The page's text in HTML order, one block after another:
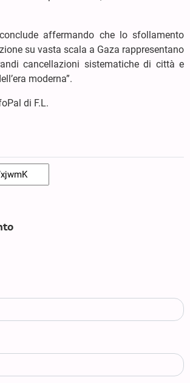
conclude affermando che lo sfollamento
su vasta scala a Gaza rappresentano
cancellazioni sistematiche di città e
moderna”.
di F.L.